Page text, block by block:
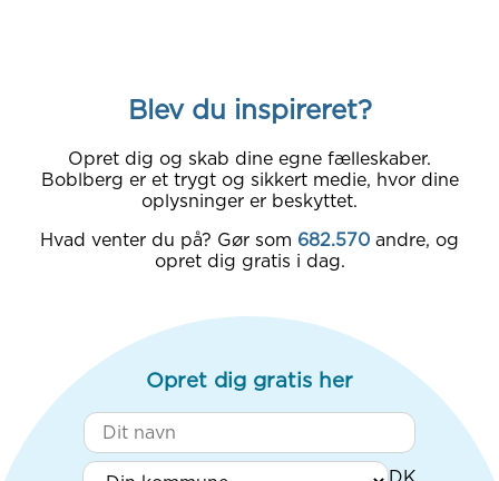
Blev du inspireret?
Opret dig og skab dine egne fælleskaber.
Boblberg er et trygt og sikkert medie, hvor dine
oplysninger er beskyttet.
Hvad venter du på? Gør som 682.570 andre, og
opret dig gratis i dag.
Opret dig gratis her